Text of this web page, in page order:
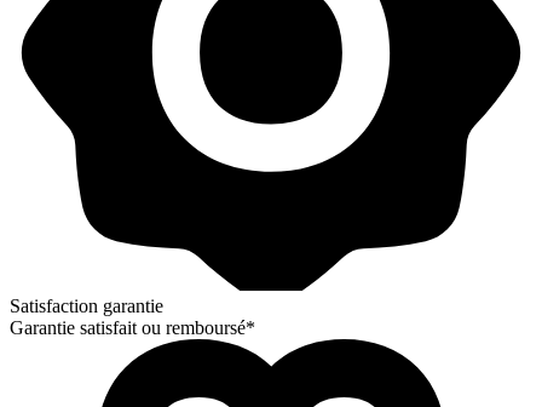
Satisfaction garantie
Garantie satisfait ou remboursé*